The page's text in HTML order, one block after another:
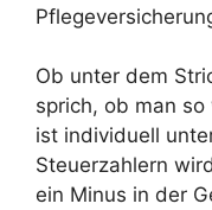
Ob unter dem
sprich, ob man
ist individuell
Steuerzahlern
ein Minus in der